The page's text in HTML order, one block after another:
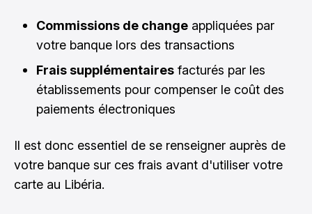
Commissions de change appliquées par
votre banque lors des transactions
Frais supplémentaires facturés par les
établissements pour compenser le coût des
paiements électroniques
Il est donc essentiel de se renseigner auprès de
votre banque sur ces frais avant d'utiliser votre
carte au Libéria.